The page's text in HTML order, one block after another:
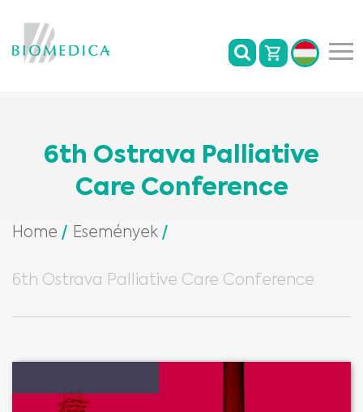
6th Ostrava Palliative
Care Conference
Home Események
6th Ostrava Palliative Care Conference